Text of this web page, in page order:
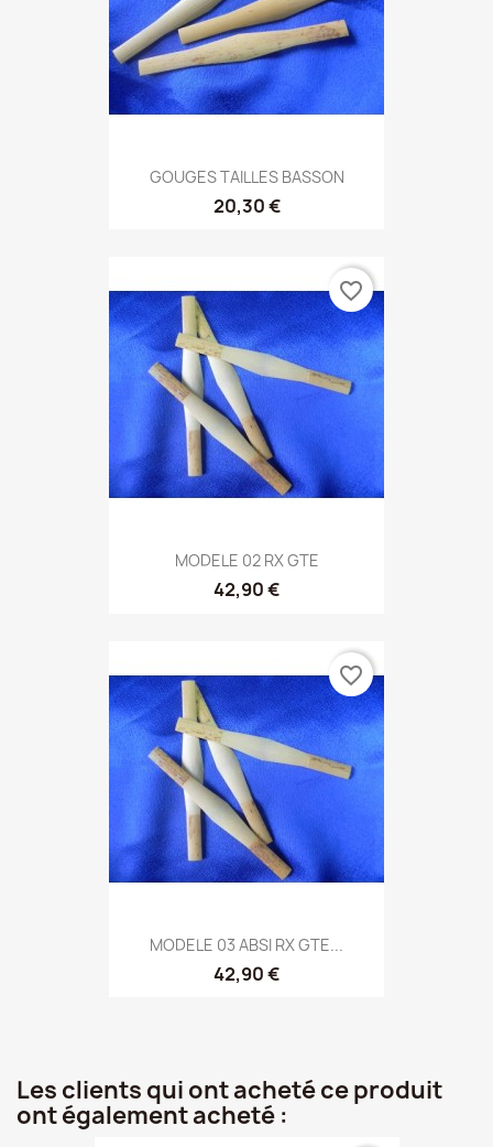
GOUGES TAILLES BASSON
20,30 €
MODELE 02 RX GTE
42,90 €
favorite_border
MODELE 03 ABSI RX GTE...
42,90 €
favorite_border
Les clients qui ont acheté ce produit
ont également acheté :